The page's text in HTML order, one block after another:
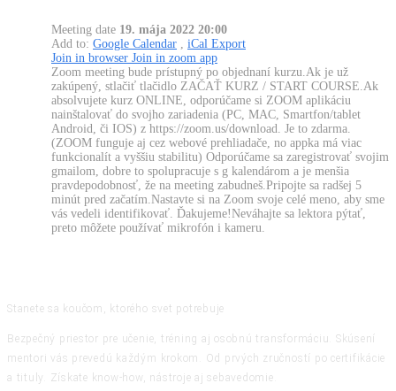
Meeting date 19. mája 2022 20:00
Add to: Google Calendar , iCal Export
Join in browser Join in zoom app
Zoom meeting bude prístupný po objednaní kurzu.Ak je už
zakúpený, stlačiť tlačidlo ZAČAŤ KURZ / START COURSE.Ak
absolvujete kurz ONLINE, odporúčame si ZOOM aplikáciu
nainštalovať do svojho zariadenia (PC, MAC, Smartfon/tablet
Android, či IOS) z https://zoom.us/download. Je to zdarma.
(ZOOM funguje aj cez webové prehliadače, no appka má viac
funkcionalít a vyššiu stabilitu) Odporúčame sa zaregistrovať svojim
gmailom, dobre to spolupracuje s g kalendárom a je menšia
pravdepodobnosť, že na meeting zabudneš.Pripojte sa radšej 5
minút pred začatím.Nastavte si na Zoom svoje celé meno, aby sme
vás vedeli identifikovať. Ďakujeme!Neváhajte sa lektora pýtať,
preto môžete používať mikrofón i kameru.
Stanete sa koučom, ktorého svet potrebuje
Bezpečný priestor pre učenie, tréning aj osobnú transformáciu. Skúsení
mentori vás prevedú každým krokom. Od prvých zručností po certifikácie
a tituly. Získate know-how, nástroje aj sebavedomie.